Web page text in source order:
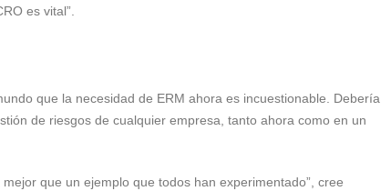
es vital”.
que la necesidad de ERM ahora es incuestionable. Debería
de riesgos de cualquier empresa, tanto ahora como en un
que un ejemplo que todos han experimentado”, cree